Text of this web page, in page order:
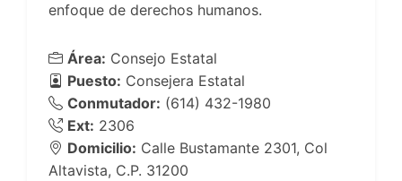
enfoque de derechos humanos.
Área: Consejo Estatal
Puesto: Consejera Estatal
Conmutador: (614) 432-1980
Ext: 2306
Domicilio: Calle Bustamante 2301, Col
Altavista, C.P. 31200